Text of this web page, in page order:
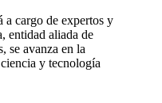
a cargo de expertos y
entidad aliada de
se avanza en la
y tecnología